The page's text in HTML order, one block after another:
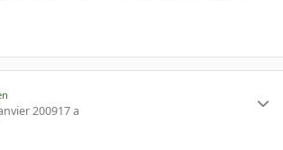
200917 a